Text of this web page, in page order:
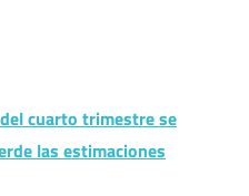
cuarto trimestre se
las estimaciones